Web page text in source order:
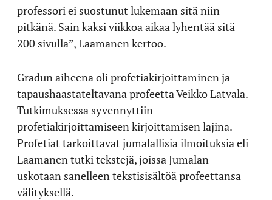
professori ei suostunut lukemaan sitä niin
pitkänä. Sain kaksi viikkoa aikaa lyhentää sitä
200 sivulla”, Laamanen kertoo.
Gradun aiheena oli profetiakirjoittaminen ja
tapaushaastateltavana profeetta Veikko Latvala.
Tutkimuksessa syvennyttiin
profetiakirjoittamiseen kirjoittamisen lajina.
Profetiat tarkoittavat jumalallisia ilmoituksia eli
Laamanen tutki tekstejä, joissa Jumalan
uskotaan sanelleen tekstisisältöä profeettansa
välityksellä.